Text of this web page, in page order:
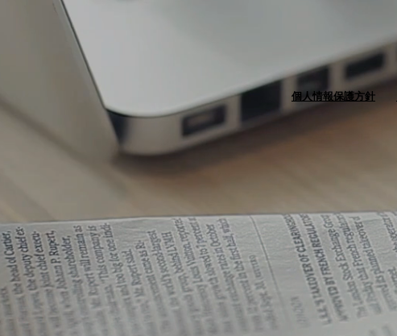
個人情報保護方針